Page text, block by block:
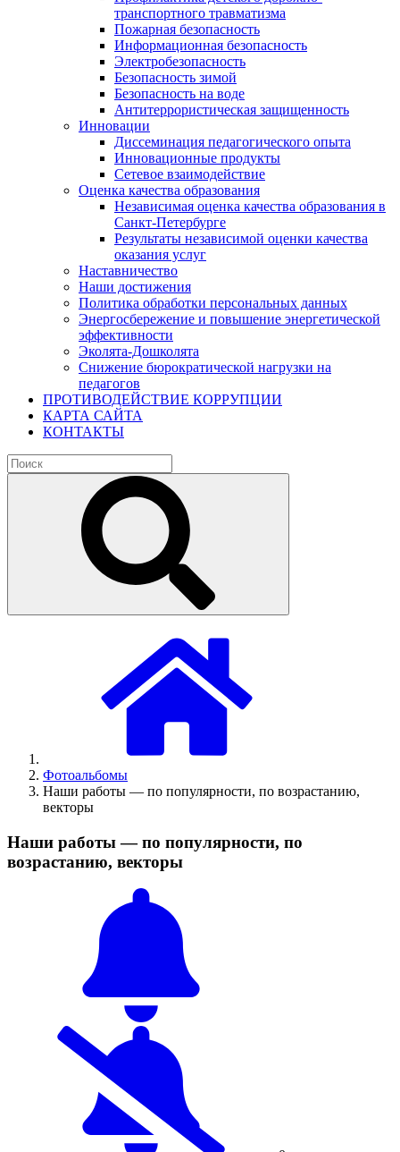
транспортного травматизма
Пожарная безопасность
Информационная безопасность
Электробезопасность
Безопасность зимой
Безопасность на воде
Антитеррористическая защищенность
Инновации
Диссеминация педагогического опыта
Инновационные продукты
Сетевое взаимодействие
Оценка качества образования
Независимая оценка качества образования в
Санкт-Петербурге
Результаты независимой оценки качества
оказания услуг
Наставничество
Наши достижения
Политика обработки персональных данных
Энергосбережение и повышение энергетической
эффективности
Эколята-Дошколята
Снижение бюрократической нагрузки на
педагогов
ПРОТИВОДЕЙСТВИЕ КОРРУПЦИИ
КАРТА САЙТА
КОНТАКТЫ
Фотоальбомы
Наши работы — по популярности, по возрастанию,
векторы
Наши работы — по популярности, по
возрастанию, векторы